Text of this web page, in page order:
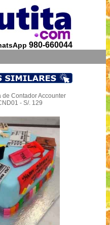
980-660044
de Contador Accounter
- S/. 129